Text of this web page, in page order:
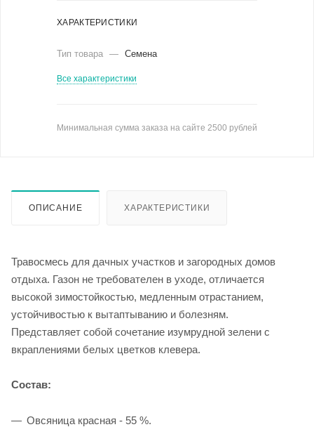
ХАРАКТЕРИСТИКИ
Тип товара — Семена
Все характеристики
Минимальная сумма заказа на сайте 2500 рублей
ОПИСАНИЕ ХАРАКТЕРИСТИКИ
Травосмесь для дачных участков и загородных домов
отдыха. Газон не требователен в уходе, отличается
высокой зимостойкостью, медленным отрастанием,
устойчивостью к вытаптыванию и болезням.
Представляет собой сочетание изумрудной зелени с
вкраплениями белых цветков клевера.
Состав:
Овсяница красная - 55 %.